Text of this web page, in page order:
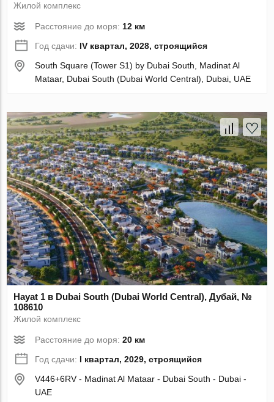
Жилой комплекс
Расстояние до моря:12 км
Год сдачи: IV квартал, 2028, строящийся
South Square (Tower S1) by Dubai South, Madinat Al
Mataar, Dubai South (Dubai World Central), Dubai, UAE
Hayat 1 в Dubai South (Dubai World Central), Дубай, №
108610
Жилой комплекс
Расстояние до моря:20 км
Год сдачи: I квартал, 2029, строящийся
V446+6RV - Madinat Al Mataar - Dubai South - Dubai -
UAE